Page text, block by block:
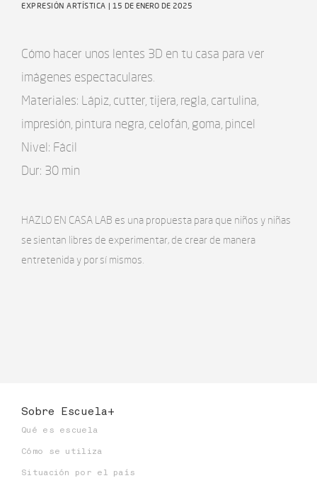
EXPRESIÓN ARTÍSTICA | 15 DE ENERO DE 2025
Cómo hacer unos lentes 3D en tu casa para ver
imágenes espectaculares.
Materiales: Lápiz, cutter, tijera, regla, cartulina,
impresión, pintura negra, celofán, goma, pincel
Nivel: Fácil
Dur: 30 min
HAZLO EN CASA LAB es una propuesta para que niños y niñas
se sientan libres de experimentar, de crear de manera
entretenida y por sí mismos.
Sobre Escuela+
Qué es escuela
Cómo se utiliza
Situación por el país